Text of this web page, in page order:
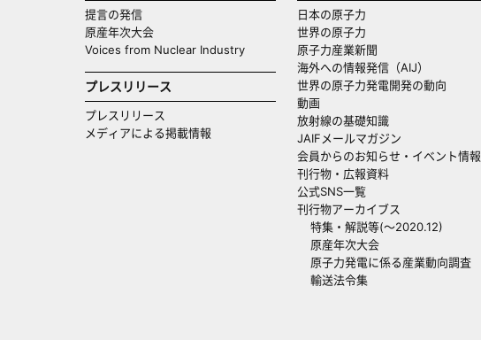
提言の発信
原産年次大会
Voices from Nuclear Industry
プレスリリース
プレスリリース
メディアによる掲載情報
日本の原子力
世界の原子力
原子力産業新聞
海外への情報発信（AIJ）
世界の原子力発電開発の動向
動画
放射線の基礎知識
JAIFメールマガジン
会員からのお知らせ・イベント情報
刊行物・広報資料
公式SNS一覧
刊行物アーカイブス
特集・解説等(～2020.12)
原産年次大会
原子力発電に係る産業動向調査
輸送法令集